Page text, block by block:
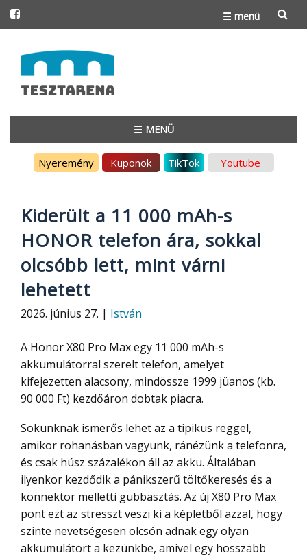
☰ menü
to
content
☰ MENÜ
Nyeremény Kuponok TikTok Youtube
Kiderült a 11 000 mAh-s
HONOR telefon ára, sokkal
olcsóbb lett, mint várni
lehetett
2026. június 27. | István
A Honor X80 Pro Max egy 11 000 mAh-s
akkumulátorral szerelt telefon, amelyet
kifejezetten alacsony, mindössze 1999 jüanos (kb.
90 000 Ft) kezdőáron dobtak piacra.
Sokunknak ismerős lehet az a tipikus reggel,
amikor rohanásban vagyunk, ránézünk a telefonra,
és csak húsz százalékon áll az akku. Általában
ilyenkor kezdődik a pánikszerű töltőkeresés és a
konnektor melletti gubbasztás. Az új X80 Pro Max
pont ezt az stresszt veszi ki a képletből azzal, hogy
szinte nevetségesen olcsón adnak egy olyan
akkumulátort a kezünkbe, amivel egy hosszabb